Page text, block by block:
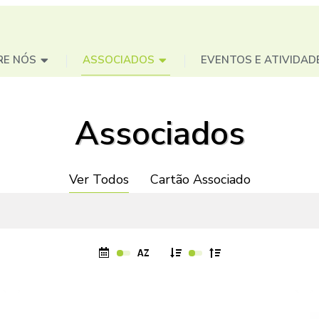
NÓS ASSOCIADOS EVENTOS E
Associados
Ver Todos Cartão Associado